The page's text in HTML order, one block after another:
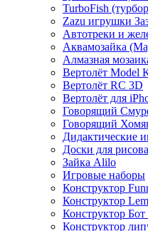
TurboFish
Zazu игрушки
Автотреки и
Аквамозайка
Алмазная
Вертолёт Model
Вертолёт RC 3D
Вертолёт для
Говорящий
Говорящий
Дидактические
Доски для
Зайка Alilo
Игровые наборы
Конструктор
Конструктор
Конструктор Бот
Конструктор